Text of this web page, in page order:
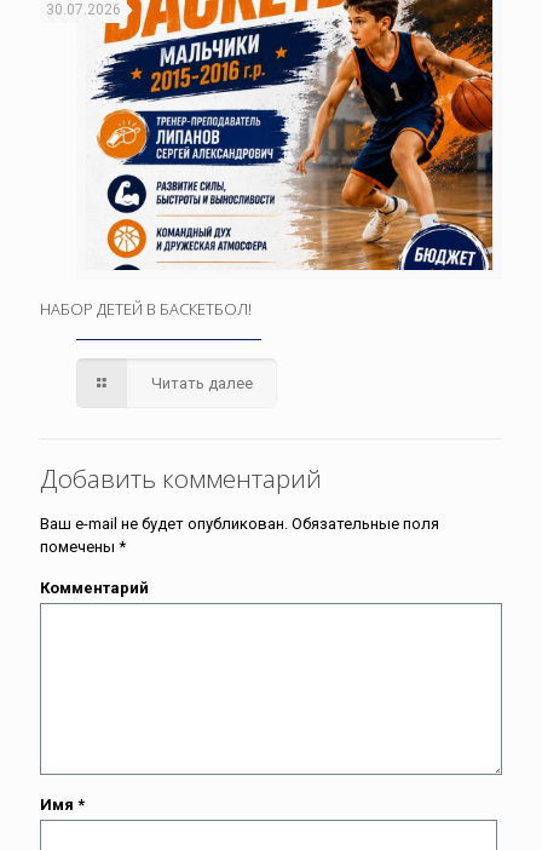
30.07.2026
НАБОР ДЕТЕЙ В БАСКЕТБОЛ!
Читать далее
Добавить комментарий
Ваш e-mail не будет опубликован. Обязательные поля
помечены *
Комментарий
Имя *